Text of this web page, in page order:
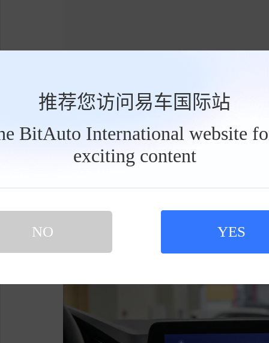
推荐您访问易车国际站
BitAuto International website
exciting content
NO YES